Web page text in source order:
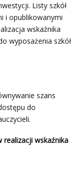
Listy szkół
i opublikowanymi
wskaźnika
wyposażenia szkół
szans
do
wskaźnika